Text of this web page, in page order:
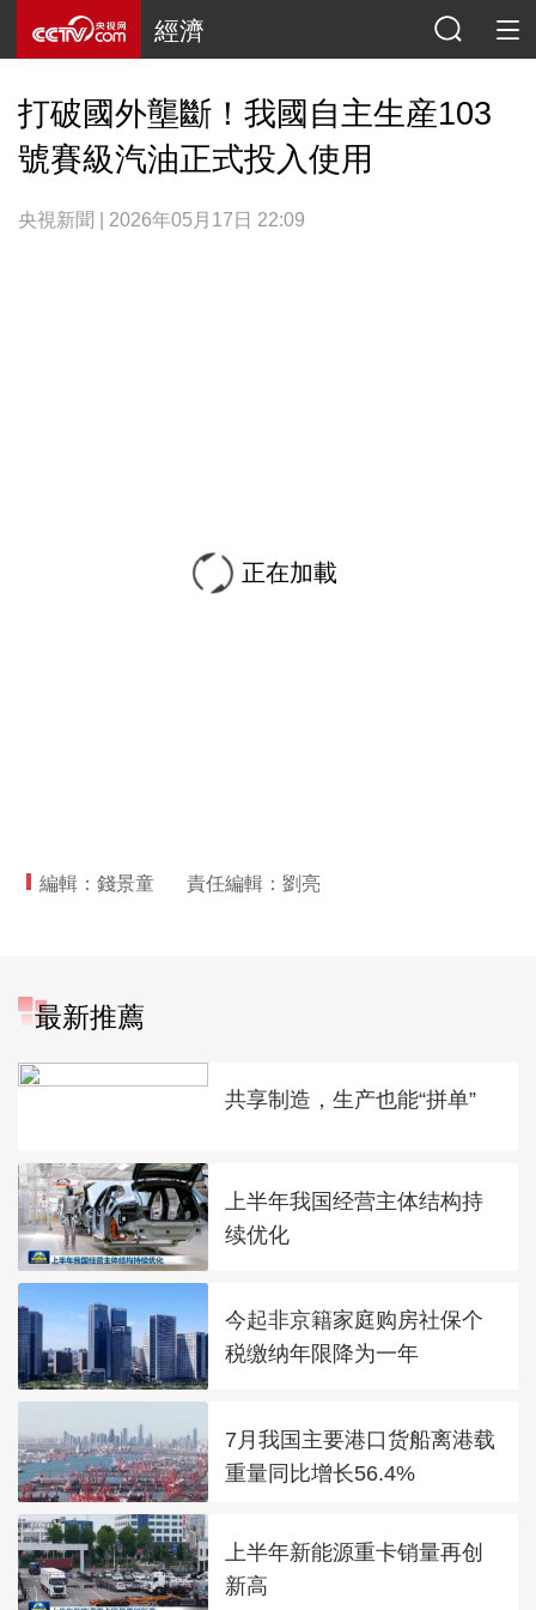
經濟
打破國外壟斷！我國自主生産103
號賽級汽油正式投入使用
央視新聞 | 2026年05月17日 22:09
正在加載
編輯：錢景童 責任編輯：劉亮
最新推薦
共享制造，生产也能“拼单”
上半年我国经营主体结构持
续优化
今起非京籍家庭购房社保个
税缴纳年限降为一年
7月我国主要港口货船离港载
重量同比增长56.4%
上半年新能源重卡销量再创
新高